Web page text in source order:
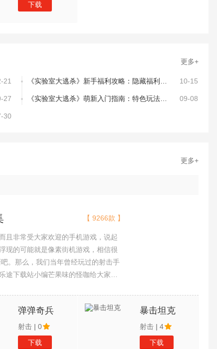
下载
更多+
21 10-15
27 09-08
30
更多+
且非常受大家欢迎的手机游戏，说起
现的可能就是像素街机游戏，相信很
。那么，我们当年曾经玩过的射击手
途下载站小编芒果味的怪咖给大家搜
【 9266款 】
弹弹奇兵
射击 | 0
下载
暴击坦克
射击 | 4
下载